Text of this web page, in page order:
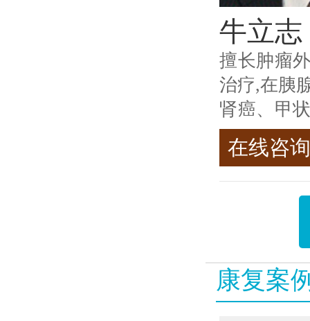
牛立志
擅长肿瘤
治疗,在胰
肾癌、甲
>>查看专
在线咨询
康复案